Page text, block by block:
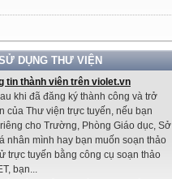
DỤNG THƯ VIỆN
tin thành viên trên violet.vn
khi đã đăng ký thành công và trở
của Thư viện trực tuyến, nếu bạn
cho Trường, Phòng Giáo dục, Sở
nhân mình hay bạn muốn soạn thảo
trực tuyến bằng công cụ soạn thảo
bạn...